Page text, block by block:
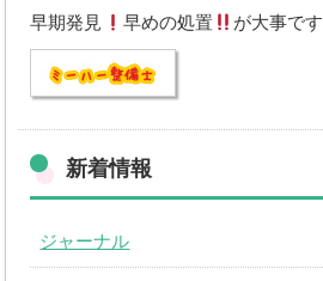
早期発見
早めの処置 が大事で
新着情報
ジャーナル